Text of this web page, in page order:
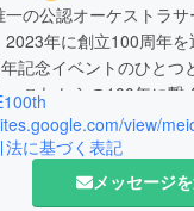
一の公認オーケストラ
年に創立100周年を
記念イベントのひとつ
これからの100年に繋
OGを中心に今回限りの
開催します。
響楽団が脈々と引き継
揮者とソリストを迎え
法に基づく表記
メッセージ